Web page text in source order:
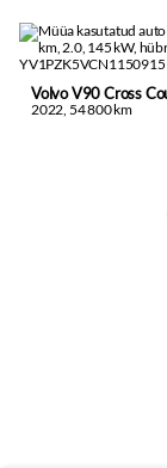
Volvo V90 Cross
2022, 54 800 km